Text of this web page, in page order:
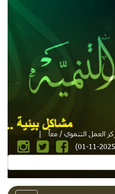
العمل التنموي / معاً
|